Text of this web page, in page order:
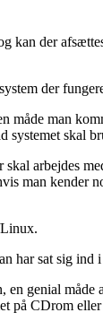
kan der
der
man
systemet skal
arbejdes
man
har sat sig ind
genial
på CDrom